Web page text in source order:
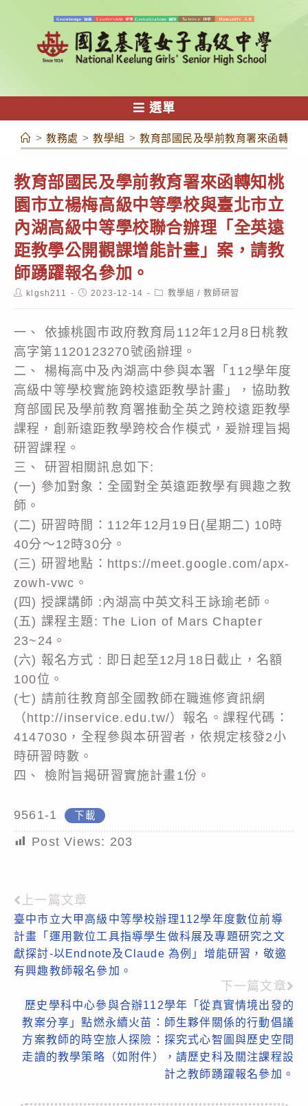
容
選單
> 教務處 > 教學組 > 教育部國民及學前教育署來函轉知
教育部國民及學前教育署來函轉知桃
園市立楊梅高級中等學校與臺北市立
內湖高級中等學校聯合辦理「全英遠
距教學公開觀課增能計畫」案，請教
師踴躍報名參加。
Postklgsh211
Post2023-12-14
Post教學組 / 教師研習
一、 依據桃園市政府教育局112年12月8日桃教
高字第1120123270號函辦理。
二、 楊梅高中及內湖高中參與本署「112學年度
高級中等學校實施跨校遠距教學計畫」，協助教
育部國民及學前教育署推動全英之跨校遠距教學
課程，創新遠距教學跨校合作模式，爰辦理旨揭
研習課程。
三、 研習相關訊息如下:
(一) 參加對象：全國對全英遠距教學有興趣之教
師。
(二) 研習時間：112年12月19日(星期二) 10時
40分～12時30分。
(三) 研習地點：https://meet.google.com/apx-
zowh-vwc。
(四) 授課講師 :內湖高中英文科王詠瑜老師。
(五) 課程主題: The Lion of Mars Chapter
23~24。
(六) 報名方式 : 即日起至12月18日截止，名額
100位。
(七) 請前往教育部全國教師在職進修資訊網
（http://inservice.edu.tw/）報名。課程代碼：
4147030，全程參與本研習者，依規定核發2小
時研習時數。
四、 檢附旨揭研習實施計畫1份。
9561-1 下載
Post Views: 203
Read
more
articles
上一篇文章
臺中市立大甲高級中等學校辦理112學年度數位前導
計畫「運用數位工具指導學生做科展及專題研究之文
獻探討-以Endnote及Claude 為例」增能研習，敬邀
有興趣教師報名參加。
下一篇文章
歷史學科中心參與合辦112學年「從真實情境出發的
教案分享」點燃永續火苗：師生夥伴關係的行動倡議
方案教師的時空旅人探險：探究式心智圖與歷史空間
走讀的教學策略（如附件），請歷史科及關注課程設
計之教師踴躍報名參加。